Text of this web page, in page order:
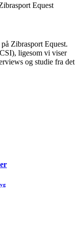
Equest
Zibrasport Equest.
ligesom vi viser
og studie fra det